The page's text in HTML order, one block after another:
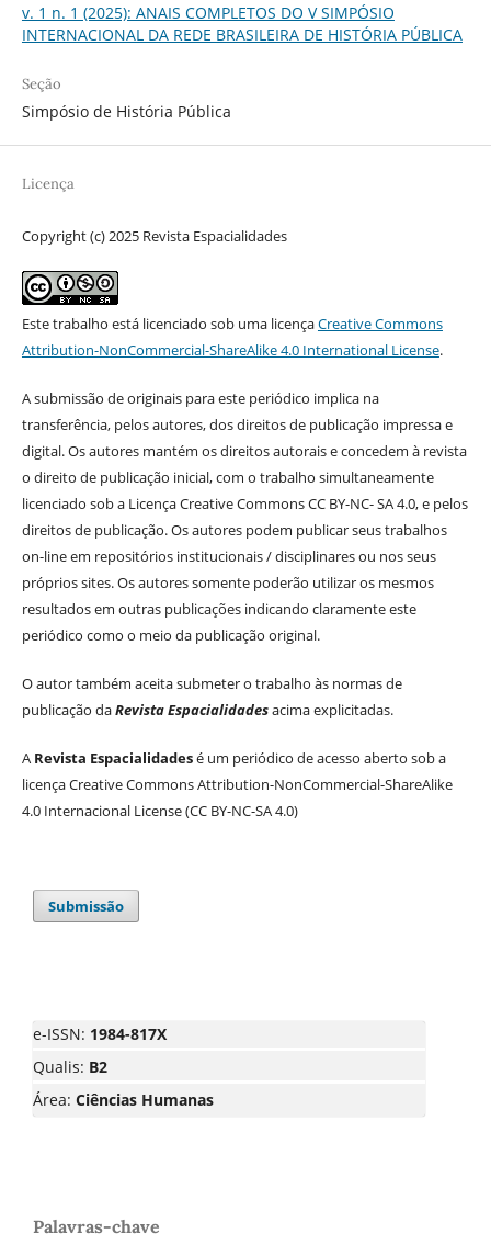
v. 1 n. 1 (2025): ANAIS COMPLETOS DO V SIMPÓSIO
INTERNACIONAL DA REDE BRASILEIRA DE HISTÓRIA PÚBLICA
Seção
Simpósio de História Pública
Licença
Copyright (c) 2025 Revista Espacialidades
Este trabalho está licenciado sob uma licençaCreative Commons
Attribution-NonCommercial-ShareAlike 4.0 International License.
A submissão de originais para este periódico implica na
transferência, pelos autores, dos direitos de publicação impressa e
digital. Os autores mantém os direitos autorais e concedem à revista
o direito de publicação inicial, com o trabalho simultaneamente
licenciado sob a Licença Creative Commons CC BY-NC- SA 4.0, e pelos
direitos de publicação. Os autores podem publicar seus trabalhos
on-line em repositórios institucionais / disciplinares ou nos seus
próprios sites. Os autores somente poderão utilizar os mesmos
resultados em outras publicações indicando claramente este
periódico como o meio da publicação original.
O autor também aceita submeter o trabalho às normas de
publicação daRevista Espacialidadesacima explicitadas.
A Revista Espacialidadesé um periódico de acesso aberto sob a
licença Creative Commons Attribution-NonCommercial-ShareAlike
4.0 Internacional License (CC BY-NC-SA 4.0)
Submissão
e-ISSN: 1984-817X
Qualis: B2
Área: Ciências Humanas
Palavras-chave